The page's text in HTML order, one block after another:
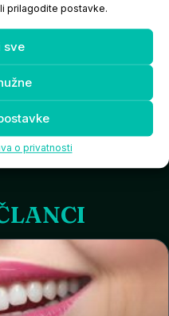
prilagodite postavke.
sve
o privatnosti
temelj oralnog
samo po
drugom